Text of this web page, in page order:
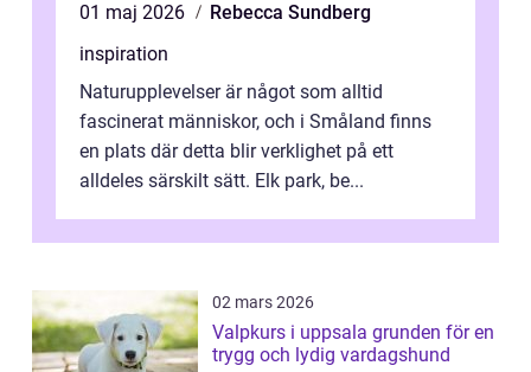
01 maj 2026
Rebecca Sundberg
inspiration
Naturupplevelser är något som alltid
fascinerat människor, och i Småland finns
en plats där detta blir verklighet på ett
alldeles särskilt sätt. Elk park, be...
02 mars 2026
Valpkurs i uppsala grunden för en
trygg och lydig vardagshund